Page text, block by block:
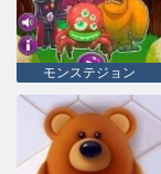
モンステジョン